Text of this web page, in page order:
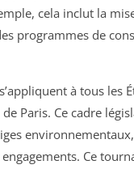
cela inclut la
programmes de
à tous
Paris. Ce cadre
Ce